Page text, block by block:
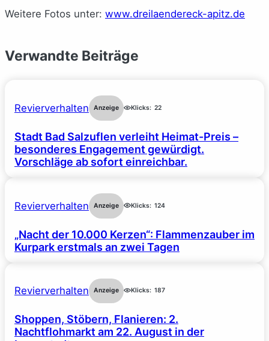
Weitere Fotos unter: www.dreilaendereck-apitz.de
Verwandte Beiträge
Revierverhalten Anzeige Klicks: 22
Stadt Bad Salzuflen verleiht Heimat-Preis –
besonderes Engagement gewürdigt.
Vorschläge ab sofort einreichbar.
Revierverhalten Anzeige Klicks: 124
„Nacht der 10.000 Kerzen“: Flammenzauber im
Kurpark erstmals an zwei Tagen
Revierverhalten Anzeige Klicks: 187
Shoppen, Stöbern, Flanieren: 2.
Nachtflohmarkt am 22. August in der